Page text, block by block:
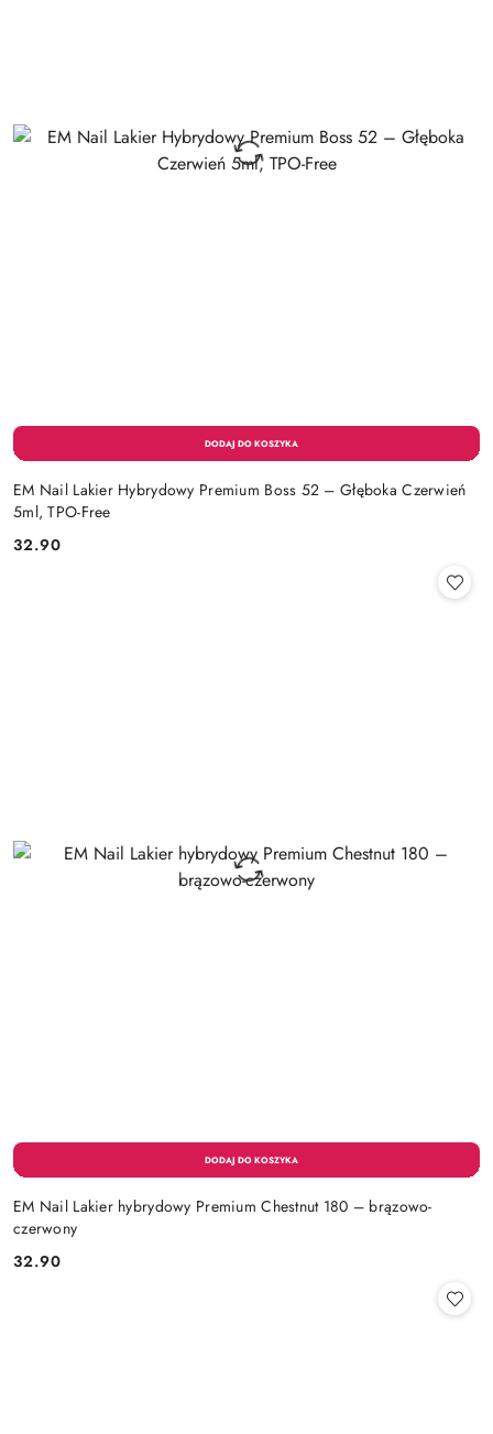
EM Nail Lakier Hybrydowy Premium Boss 52 – Głęboka Czerwień
5ml, TPO-Free
Cena:
32.90
EM Nail Lakier hybrydowy Premium Chestnut 180 – brązowo-
czerwony
Cena:
32.90